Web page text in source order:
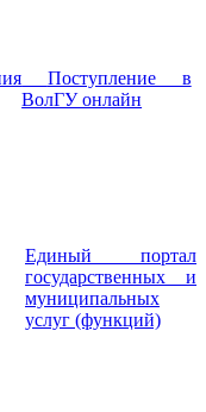
Поступление в
ВолГУ онлайн
Единый портал
государственных и
муниципальных
услуг (функций)